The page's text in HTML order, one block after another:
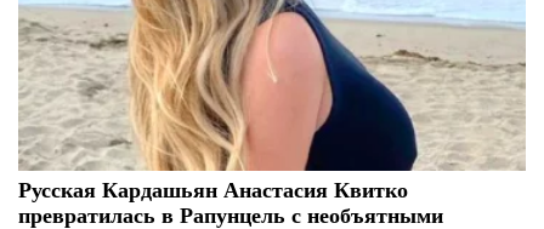
Русская Кардашьян Анастасия Квитко
превратилась в Рапунцель с необъятными